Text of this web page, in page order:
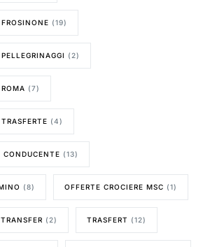
(19)
(2)
(7)
(4)
CONDUCENTE (13)
(8) OFFERTE CROCIERE MSC (1)
(2) TRASFERT (12)